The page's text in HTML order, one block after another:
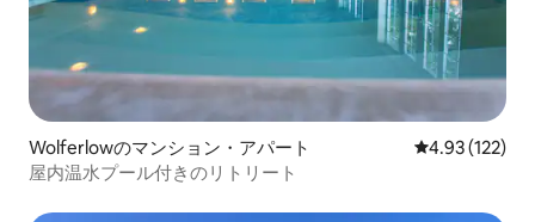
Wolferlowのマンション・アパート レビュー122
4.93 (122)
屋内温水プール付きのリトリート